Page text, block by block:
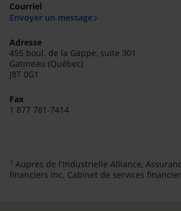
Courriel
Envoyer un message
Adresse
455 boul. de la Gappe, suite 301
Gatineau (Québec)
J8T 0G1
Fax
1 877 781-7414
1 Auprès de l'Industrielle Alliance,
financiers inc. Cabinet de services